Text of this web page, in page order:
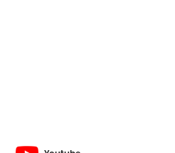
hiện đại thường đóng
dày để sử dụng điều
liệu gạch nung.